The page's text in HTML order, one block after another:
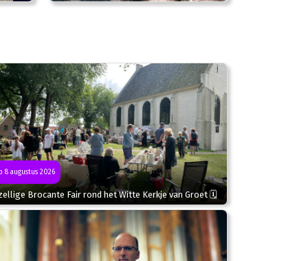
8 augustus 2026
Brocante Fair rond het Witte Kerkje van Groet 🗓